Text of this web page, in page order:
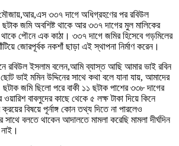
৩৩৭ দাগে অধিগ্রহণের পর রবিউল
জমি অবশিষ্ট থাকে আর ৩৩৭ দাগের মুল মালিকের
থাকে পৌনে এক কাঠা। ৩৩৭ দাগে জমির হিসেবে গড়মিলের
জোরপূর্বক নকশাঁ ছাড়া এই স্থাপনা নির্মাণ করেন।
রবিউল ইসলাম বলেন,আমি ব্যাস্ত আছি আমার ভাই রবিন
ভাই মমিন উদ্দিনের সাথে কথা বলে যানা যায়, আমাদের
জমি ছিলো পরে বাকী ১১ ছটাক পাশের ৩৩৮ দাগের
বাবলুদের কাছে থেকে ৫ লক্ষ টাকা দিয়ে কিনে
বিষয়ে পূর্নাঙ্গ কোন তথ্য দিতে না পারলেও
বলতে থাকেন আদালতে মামলা করেছি মামলা দীর্ঘদিন